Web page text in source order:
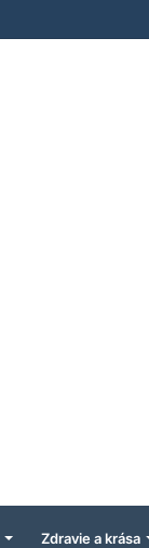
Zdravie a krása